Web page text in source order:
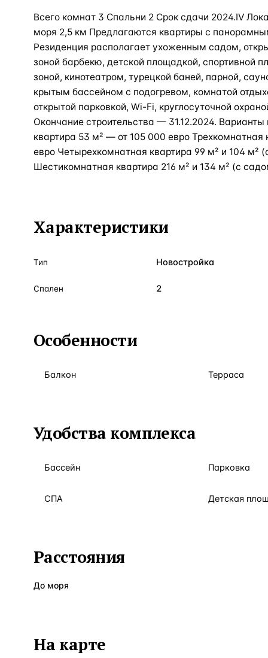
Всего комнат 3 Спальни 2 Срок сдачи 2024.IV
моря 2,5 км Предлагаются квартиры с
Резиденция располагает ухоженным садом,
зоной барбекю, детской площадкой, спортивной
зоной, кинотеатром, турецкой баней, парной,
крытым бассейном с подогревом, комнатой
открытой парковкой, Wi-Fi, круглосуточной
Окончание строительства — 31.12.2024.
квартира 53 м² — от 105 000 евро Трехкомнатная
евро Четырехкомнатная квартира 99 м² и 104
Шестикомнатная квартира 216 м² и 134 м² (с
Характеристики
Тип Новостройка
Спален 2
Особенности
Балкон Терраса
Удобства комплекса
Бассейн Парковка
СПА Детская
Расстояния
До моря
На карте